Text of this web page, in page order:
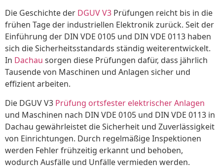
Die Geschichte der DGUV V3 Prüfungen reicht bis in die
frühen Tage der industriellen Elektronik zurück. Seit der
Einführung der DIN VDE 0105 und DIN VDE 0113 haben
sich die Sicherheitsstandards ständig weiterentwickelt.
In Dachau sorgen diese Prüfungen dafür, dass jährlich
Tausende von Maschinen und Anlagen sicher und
effizient arbeiten.
Die DGUV V3 Prüfung ortsfester elektrischer Anlagen
und Maschinen nach DIN VDE 0105 und DIN VDE 0113 in
Dachau gewährleistet die Sicherheit und Zuverlässigkeit
von Einrichtungen. Durch regelmäßige Inspektionen
werden Fehler frühzeitig erkannt und behoben,
wodurch Ausfälle und Unfälle vermieden werden.